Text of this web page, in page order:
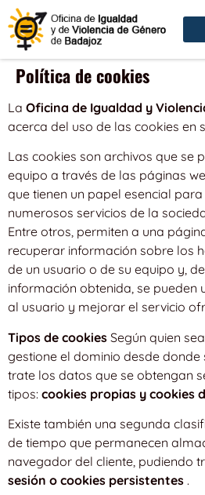
Política de cookies
La Oficina de Igualdad y
acerca del uso de las cookies en
Las cookies son archivos que se
equipo a través de las páginas
que tienen un papel esencial
numerosos servicios de la
Entre otros, permiten a una
recuperar información sobre los
de un usuario o de su equipo y,
información obtenida, se pueden
al usuario y mejorar el servicio
Tipos de cookies Según quien
gestione el dominio desde donde
trate los datos que se obtengan
tipos: cookies propias y cookies
Existe también una segunda
de tiempo que permanecen
navegador del cliente, pudiendo
sesión o cookies persistentes .